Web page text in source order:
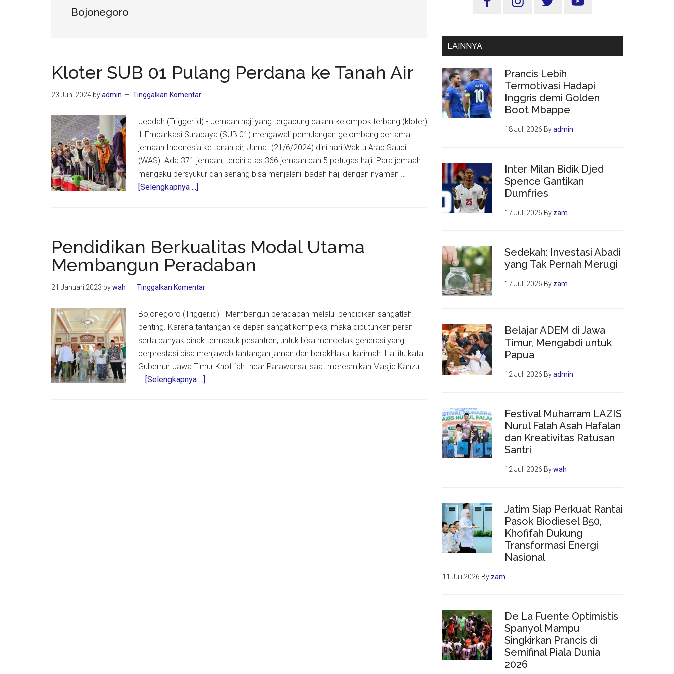
Bojonegoro
Kloter SUB 01 Pulang Perdana ke Tanah Air
23 Juni 2024 byadmin Tinggalkan Komentar
Jeddah (Trigger.id) - Jemaah haji yang tergabung dalam kelompok terbang (kloter)
1 Embarkasi Surabaya (SUB 01) mengawali pemulangan gelombang pertama
jemaah Indonesia ke tanah air, Jumat (21/6/2024) dini hari Waktu Arab Saudi
(WAS). Ada 371 jemaah, terdiri atas 366 jemaah dan 5 petugas haji. Para jemaah
mengaku bersyukur dan senang bisa menjalani ibadah haji dengan nyaman …
[Selengkapnya ...]
Pulang
Perdana
ke
Air
Pendidikan Berkualitas Modal Utama
Membangun Peradaban
21 Januari 2023 bywah Tinggalkan Komentar
Bojonegoro (Trigger.id) - Membangun peradaban melalui pendidikan sangatlah
penting. Karena tantangan ke depan sangat kompleks, maka dibutuhkan peran
serta banyak pihak termasuk pesantren, untuk bisa mencetak generasi yang
berprestasi bisa menjawab tantangan jaman dan berakhlakul karimah. Hal itu kata
Gubernur Jawa Timur Khofifah Indar Parawansa, saat meresmikan Masjid Kanzul
… [Selengkapnya ...]
Utama
LAINNYA
Prancis Lebih
Termotivasi Hadapi
Inggris demi Golden
Boot Mbappe
18 Juli 2026 Byadmin
Inter Milan Bidik Djed
Spence Gantikan
Dumfries
17 Juli 2026 By zam
Sedekah: Investasi Abadi
yang Tak Pernah Merugi
17 Juli 2026 By zam
Belajar ADEM di Jawa
Timur, Mengabdi untuk
Papua
12 Juli 2026 Byadmin
Festival Muharram LAZIS
Nurul Falah Asah Hafalan
dan Kreativitas Ratusan
Santri
12 Juli 2026 Bywah
Jatim Siap Perkuat Rantai
Pasok Biodiesel B50,
Khofifah Dukung
Transformasi Energi
Nasional
11 Juli 2026 By zam
De La Fuente Optimistis
Spanyol Mampu
Singkirkan Prancis di
Semifinal Piala Dunia
2026